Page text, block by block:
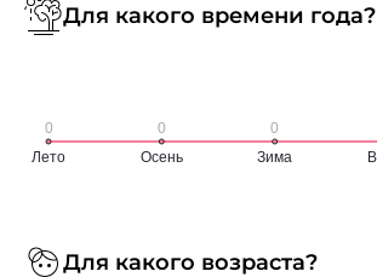
Для какого времени года?
Для какого возраста?